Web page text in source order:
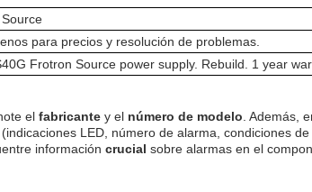
para precios y resolución de problemas.
Frotron Source power supply. Rebuild. 1 year
el fabricantey el número de modelo . Además,
(indicaciones LED, número de alarma, condiciones
información crucial sobre alarmas en el